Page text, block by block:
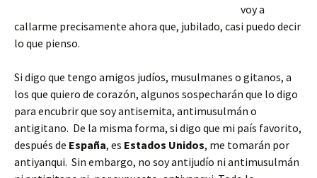
voy a
callarme precisamente ahora que, jubilado, casi puedo decir
lo que pienso.
Si digo que tengo amigos judíos, musulmanes o gitanos, a
los que quiero de corazón, algunos sospecharán que lo digo
para encubrir que soy antisemita, antimusulmán o
antigitano. De la misma forma, si digo que mi país favorito,
después de España, es Estados Unidos, me tomarán por
antiyanqui. Sin embargo, no soy antijudío ni antimusulmán